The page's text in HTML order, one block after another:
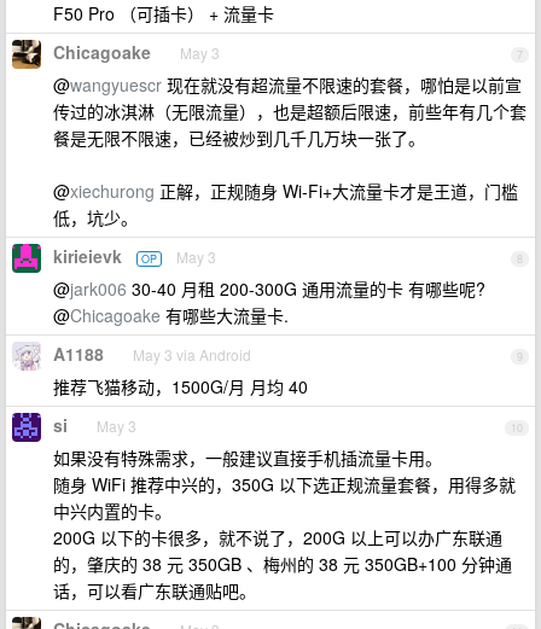
F50 Pro （可插卡） + 流量卡
7
Chicagoake May 3
@wangyuescr 现在就没有超流量不限速的套餐，哪怕是以前宣
传过的冰淇淋（无限流量），也是超额后限速，前些年有几个套
餐是无限不限速，已经被炒到几千几万块一张了。
@xiechurong 正解，正规随身 Wi-Fi+大流量卡才是王道，门槛
低，坑少。
8
kirieievk OP May 3
@jark006 30-40 月租 200-300G 通用流量的卡 有哪些呢?
@Chicagoake 有哪些大流量卡.
9
A1188 May 3 via Android
推荐飞猫移动，1500G/月 月均 40
10
si May 3
如果没有特殊需求，一般建议直接手机插流量卡用。
随身 WiFi 推荐中兴的，350G 以下选正规流量套餐，用得多就
中兴内置的卡。
200G 以下的卡很多，就不说了，200G 以上可以办广东联通
的，肇庆的 38 元 350GB 、梅州的 38 元 350GB+100 分钟通
话，可以看广东联通贴吧。